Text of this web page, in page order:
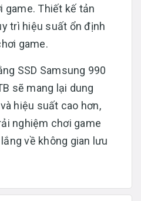
game. Thiết kế tản
trì hiệu suất ổn định
game.​
SSD Samsung 990
sẽ mang lại dung
hiệu suất cao hơn,
nghiệm chơi game
về không gian lưu